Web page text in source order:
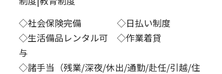
◇社会保険完備 ◇日払い制度
◇生活備品レンタル可 ◇作業着貸
与
◇諸手当（残業/深夜/休出/通勤/赴任/引越/住